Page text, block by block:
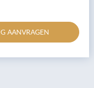
AANVRAGEN